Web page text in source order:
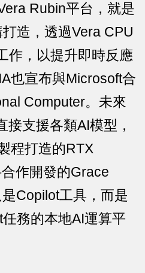
Rubin平台，就是
造，透過Vera CPU
作，以提升即時反應
也宣布與Microsoft合
Computer。未來
支援各類AI模型，
程打造的RTX
作開發的Grace
Copilot工具，而是
務的本地AI運算平